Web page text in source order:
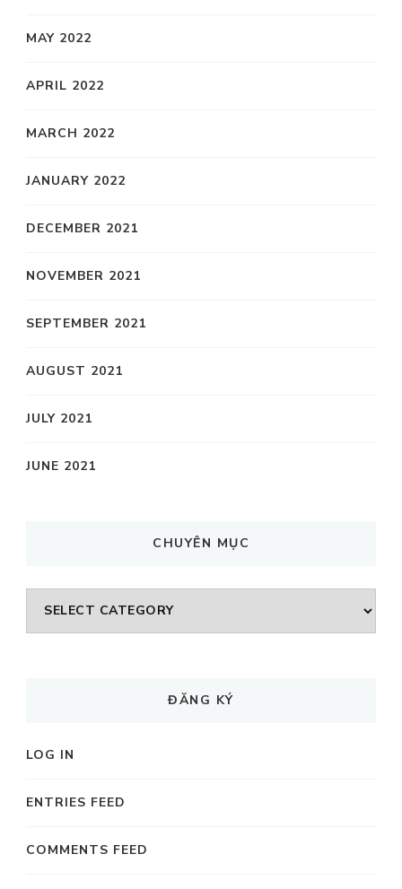
MAY 2022
APRIL 2022
MARCH 2022
JANUARY 2022
DECEMBER 2021
NOVEMBER 2021
SEPTEMBER 2021
AUGUST 2021
JULY 2021
JUNE 2021
CHUYÊN MỤC
CHUYÊN
MỤC
ĐĂNG KÝ
LOG IN
ENTRIES FEED
COMMENTS FEED